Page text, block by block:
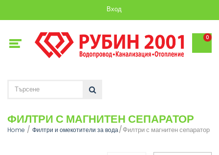
Вход
0
ФИЛТРИ С МАГНИТЕН СЕПАРАТОР
Home Филтри и омекотители за вода Филтри с магнитен сепаратор